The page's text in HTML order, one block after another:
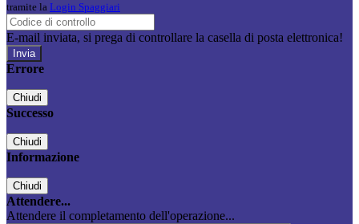
tramite la Login Spaggiari
E-mail inviata, si prega di controllare la casella di posta elettronica!
Errore
Chiudi
Successo
Chiudi
Informazione
Chiudi
Attendere...
Attendere il completamento dell'operazione...